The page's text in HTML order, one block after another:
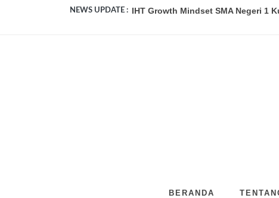
NEWS UPDATE :
SMA Negeri 2 Purwokerto Studi
SMA Negeri 1 Kutasari Terapkan
SMA Negeri 1 Kutasari Bangkitkan
BERANDA